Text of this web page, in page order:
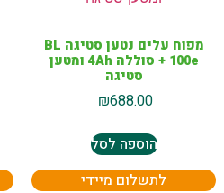
מפוח עלים נטען סטיגה BL
100e + סוללה 4Ah ומטען
סטיגה
₪688.00
הוספה לסל
לתשלום מיידי